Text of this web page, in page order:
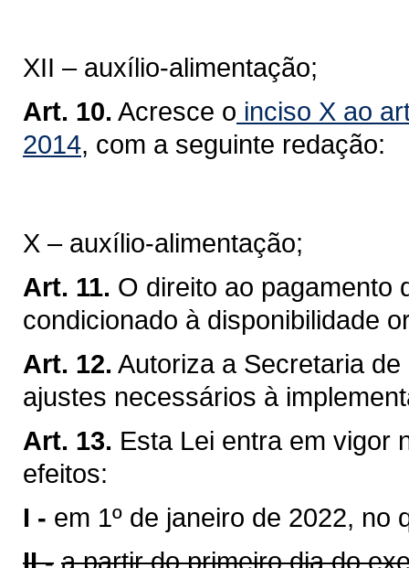
XII – auxílio-alimentação;
Art. 10. Acresce o inciso X ao
2014, com a seguinte redação:
X – auxílio-alimentação;
Art. 11. O direito ao pagamento
condicionado à disponibilidade
Art. 12. Autoriza a Secretaria
ajustes necessários à
Art. 13. Esta Lei entra em vigor
efeitos:
I - em 1º de janeiro de 2022, no
II - a partir do primeiro dia do